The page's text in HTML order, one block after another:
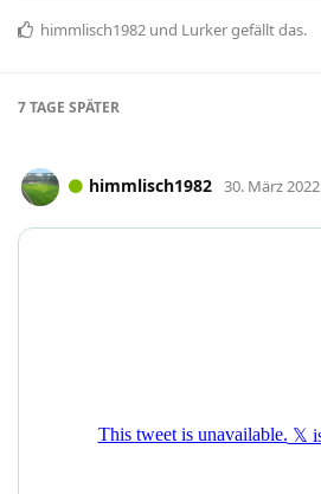
himmlisch1982 und Lurkergefällt das.
7 TAGE SPÄTER
himmlisch1982 30. März 2022